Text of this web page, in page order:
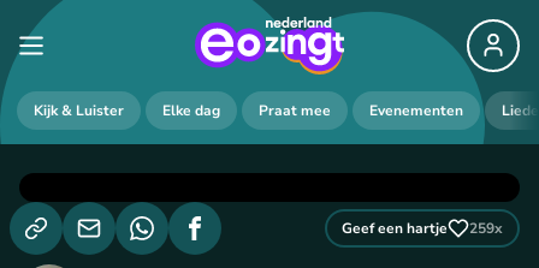
Kijk & Luister Elke dag Praat mee Evenementen
Geef een hartje 259x